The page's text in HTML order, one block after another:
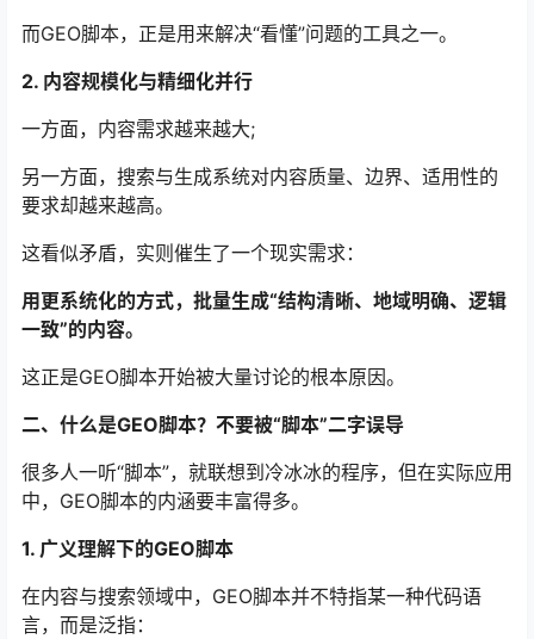
而GEO脚本，正是用来解决“看懂”问题的工具之一。
2. 内容规模化与精细化并行
一方面，内容需求越来越大;
另一方面，搜索与生成系统对内容质量、边界、适用性的
要求却越来越高。
这看似矛盾，实则催生了一个现实需求：
用更系统化的方式，批量生成“结构清晰、地域明确、逻辑
一致”的内容。
这正是GEO脚本开始被大量讨论的根本原因。
二、什么是GEO脚本？不要被“脚本”二字误导
很多人一听“脚本”，就联想到冷冰冰的程序，但在实际应用
中，GEO脚本的内涵要丰富得多。
1. 广义理解下的GEO脚本
在内容与搜索领域中，GEO脚本并不特指某一种代码语
言，而是泛指：